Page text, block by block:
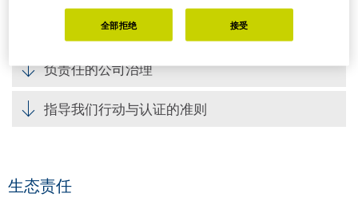
负责任的公司治理
指导我们行动与认证的准则
生态责任
全部拒绝 接受